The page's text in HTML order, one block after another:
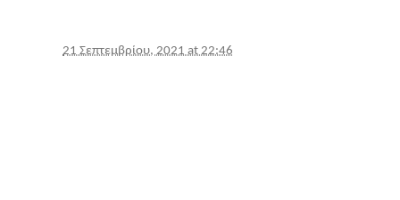
21 Σεπτεμβρίου, 2021 at 22:46